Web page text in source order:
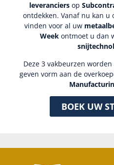
leveranciersop
ontdekken. Vanaf nu kan u
vinden voor al uw
Weekontmoet u dan
Deze 3 vakbeurzen
geven vorm aan de
BOEK UW